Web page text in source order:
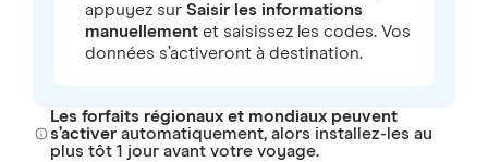
appuyez sur Saisir les informations
manuellementet saisissez les codes. Vos
données s’activeront à destination.
Les forfaits régionaux et mondiaux peuvent
s’activerautomatiquement, alors installez-les au
plus tôt 1 jour avant votre voyage.